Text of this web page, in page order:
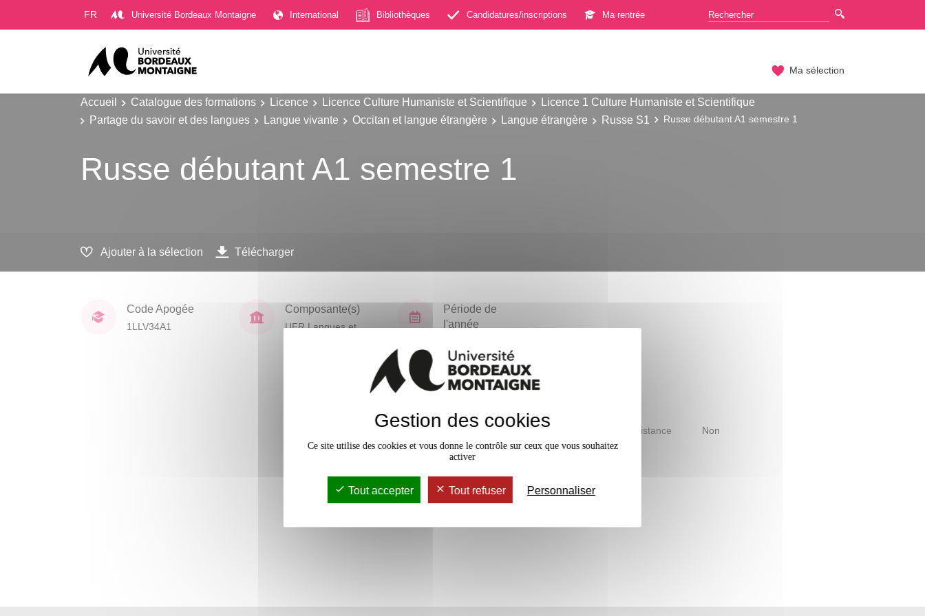
FR Université Bordeaux Montaigne International Bibliothèques Candidatures/inscriptions Ma rentrée
Ma sélection
Accueil Catalogue des formations Licence Licence Culture Humaniste et Scientifique
Licence 1 Culture Humaniste et Scientifique
Partage du savoir et des langues
Langue vivante Occitan et langue étrangère Langue étrangère Russe S1 Russe débutant A1 semestre 1
Russe débutant A1 semestre 1
Ajouter à la sélection Télécharger
Code Apogée
1LLV34A1
Composante(s)
UFR Langues et
Période de
l'année
Accessible à distance Non
Gestion des cookies
Ce site utilise des cookies et vous donne le contrôle sur ceux que vous souhaitez
activer
Tout accepter Tout refuser Personnaliser